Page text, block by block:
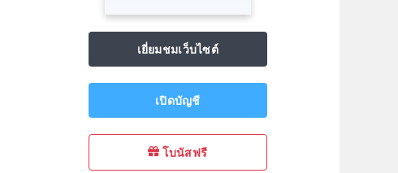
เยี่ยมชมเว็บไซต์
เปิดบัญชี
โบนัสฟรี